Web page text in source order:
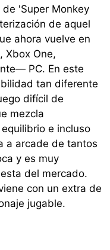
de 'Super Monkey
de aquel
ahora vuelve en
Xbox One,
PC. En este
tan diferente
difícil de
mezcla
e incluso
a arcade de tantos
y es muy
del mercado.
con un extra de
jugable.